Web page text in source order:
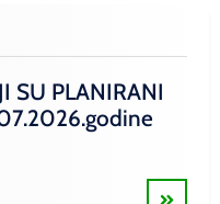
SU PLANIRANI